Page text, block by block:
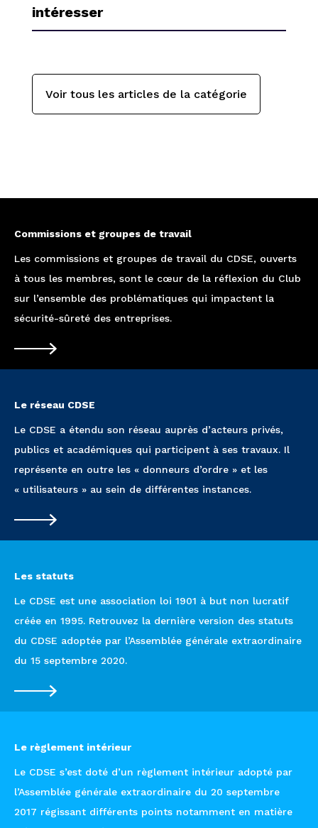
intéresser
Voir tous les articles de la catégorie
Commissions et groupes de travail
Les commissions et groupes de travail du CDSE, ouverts
à tous les membres, sont le cœur de la réflexion du Club
sur l’ensemble des problématiques qui impactent la
sécurité-sûreté des entreprises.
Le réseau CDSE
Le CDSE a étendu son réseau auprès d’acteurs privés,
publics et académiques qui participent à ses travaux. Il
représente en outre les « donneurs d’ordre » et les
« utilisateurs » au sein de différentes instances.
Les statuts
Le CDSE est une association loi 1901 à but non lucratif
créée en 1995. Retrouvez la dernière version des statuts
du CDSE adoptée par l’Assemblée générale extraordinaire
du 15 septembre 2020.
Le règlement intérieur
Le CDSE s’est doté d’un règlement intérieur adopté par
l’Assemblée générale extraordinaire du 20 septembre
2017 régissant différents points notamment en matière